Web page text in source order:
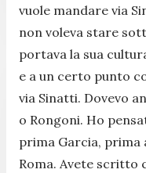
vuole mandare via
non voleva stare
portava la sua
e a un certo punto
via Sinatti. Dovevo
o Rongoni. Ho
prima Garcia, prima
Roma. Avete scritto